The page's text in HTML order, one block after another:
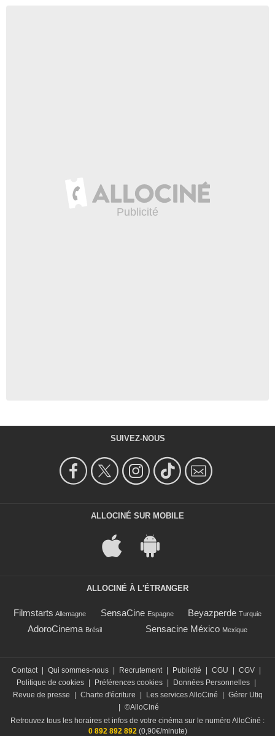
SUIVEZ-NOUS
ALLOCINÉ SUR MOBILE
ALLOCINÉ À L'ÉTRANGER
Filmstarts Allemagne SensaCine Espagne Beyazperde Turquie
AdoroCinema Brésil Sensacine México Mexique
Contact Qui sommes-nous Recrutement Publicité CGU CGV
Politique de cookies
Préférences cookies Données Personnelles
Revue de presse
Charte d'écriture Les services AlloCiné
Gérer Utiq
©AlloCiné
Retrouvez tous les horaires et infos de votre cinéma sur le numéro AlloCiné :
0 892 892 892(0,90€/minute)